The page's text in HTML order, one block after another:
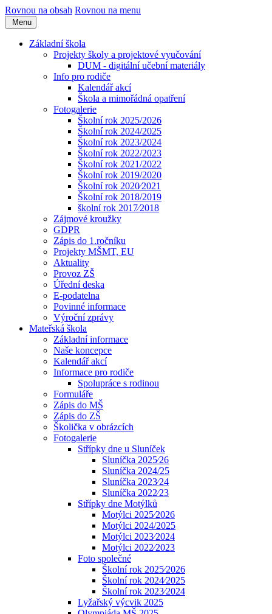
Rovnou na obsah Rovnou na menu
Menu
Základní škola
Projekty školy a projektové vyučování
DUM - digitální učební materiály
Info pro rodiče
Kalendář akcí
Škola a mimořádná opatření
Fotogalerie
Školní rok 2025/2026
Školní rok 2024/2025
Školní rok 2023/2024
Školní rok 2022/2023
Školní rok 2021/2022
Školní rok 2019/2020
Školní rok 2020⁄2021
Školní rok 2018/2019
školní rok 2017⁄2018
Zájmové kroužky
GDPR
Zápis do 1.ročníku
Projekty MŠMT, EU
Aktuality
Provoz ZŠ
Úřední deska
E-podatelna
Povinné informace
Výroční zprávy
Mateřská škola
Základní informace
Naše koncepce
Kalendář akcí
Informace pro rodiče
Spolupráce s rodinou
Formuláře
Zápis do MŠ
Zápis do ZŠ
Školička v obrázcích
Fotogalerie
Střípky dne u Sluníček
Sluníčka 2025⁄26
Sluníčka 2024/25
Sluníčka 2023⁄24
Sluníčka 2022⁄23
Střípky dne Motýlků
Motýlci 2025⁄2026
Motýlci 2024/2025
Motýlci 2023⁄2024
Motýlci 2022⁄2023
Foto společné
Školní rok 2025⁄2026
Školní rok 2024⁄2025
Školní rok 2023⁄2024
Lyžařský výcvik 2025